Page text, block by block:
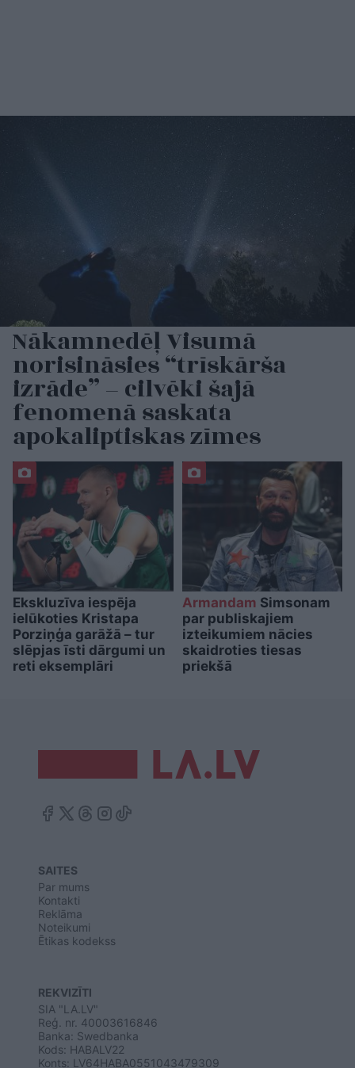
Nākamnedēļ Visumā
norisināsies “trīskārša
izrāde” – cilvēki šajā
fenomenā saskata
apokaliptiskas zīmes
Ekskluzīva iespēja
ielūkoties Kristapa
Porziņģa garāžā – tur
slēpjas īsti dārgumi un
reti eksemplāri
Armandam Simsonam
par publiskajiem
izteikumiem nācies
skaidroties tiesas
priekšā
SAITES
Par mums
Kontakti
Reklāma
Noteikumi
Ētikas kodekss
REKVIZĪTI
SIA "LA.LV"
Reģ. nr. 40003616846
Banka: Swedbanka
Kods: HABALV22
Konts: LV64HABA0551043479309